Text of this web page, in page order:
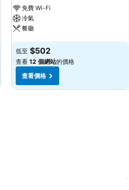
免費 Wi-Fi
冷氣
餐廳
查看價格
低至 $502
查看 12 個網站的價格
查看價格